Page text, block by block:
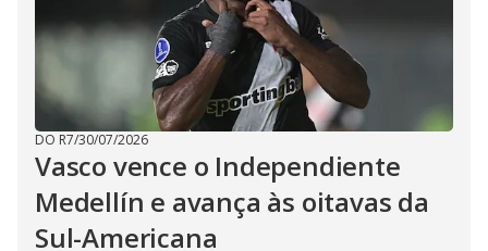
DO R7/30/07/2026
Vasco vence o Independiente
Medellín e avança às oitavas da
Sul-Americana